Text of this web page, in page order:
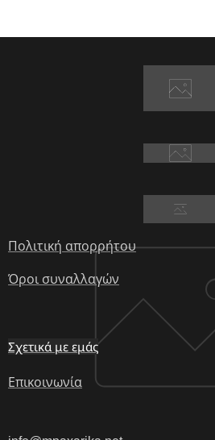
Πολιτική απορρήτου
Όροι συναλλαγών
Σχετικά με εμάς
Επικοινωνία